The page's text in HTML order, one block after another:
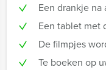
Een drankje na
Een tablet met
De filmpjes
Te boeken op